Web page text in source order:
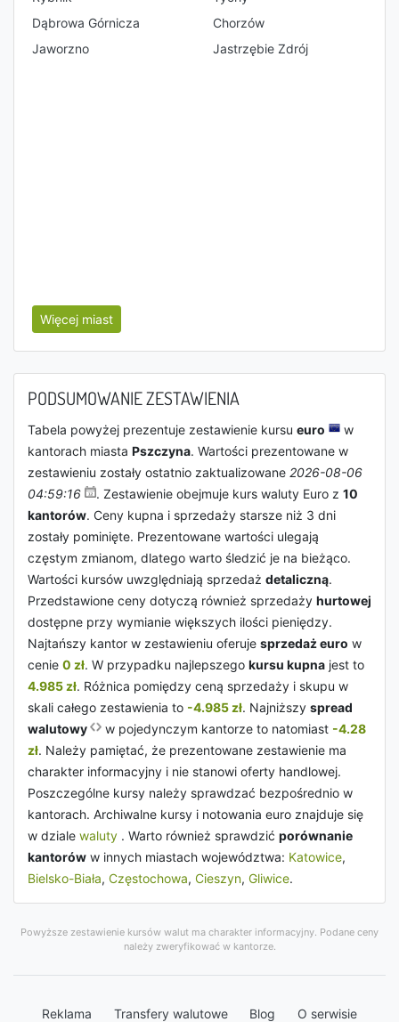
Dąbrowa Górnicza
Chorzów
Jaworzno
Jastrzębie Zdrój
Więcej miast
PODSUMOWANIE ZESTAWIENIA
Tabela powyżej prezentuje zestawienie kursu euro
w
kantorach miasta Pszczyna. Wartości prezentowane w
zestawieniu zostały ostatnio zaktualizowane 2026-08-06
04:59:16
. Zestawienie obejmuje kurs waluty Euro z 10
kantorów. Ceny kupna i sprzedaży starsze niż 3 dni
zostały pominięte. Prezentowane wartości ulegają
częstym zmianom, dlatego warto śledzić je na bieżąco.
Wartości kursów uwzględniają sprzedaż detaliczną.
Przedstawione ceny dotyczą również sprzedaży hurtowej
dostępne przy wymianie większych ilości pieniędzy.
Najtańszy kantor w zestawieniu oferuje sprzedaż euro w
cenie 0 zł. W przypadku najlepszego kursu kupna jest to
4.985 zł. Różnica pomiędzy ceną sprzedaży i skupu w
skali całego zestawienia to -4.985 zł. Najniższy spread
walutowy
w pojedynczym kantorze to natomiast -4.28
zł. Należy pamiętać, że prezentowane zestawienie ma
charakter informacyjny i nie stanowi oferty handlowej.
Poszczególne kursy należy sprawdzać bezpośrednio w
kantorach. Archiwalne kursy i notowania euro znajduje się
w dziale waluty . Warto również sprawdzić porównanie
kantorów w innych miastach województwa: Katowice,
Bielsko-Biała, Częstochowa, Cieszyn, Gliwice.
Powyższe zestawienie kursów walut ma charakter informacyjny. Podane ceny
należy zweryfikować w kantorze.
Reklama Transfery walutowe Blog O serwisie